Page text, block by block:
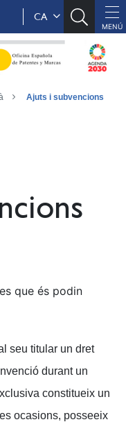
CA
Ajuts i subvencions
que és podin
seu titular un dret
durant un
constitueix un
ocasions, posseeix